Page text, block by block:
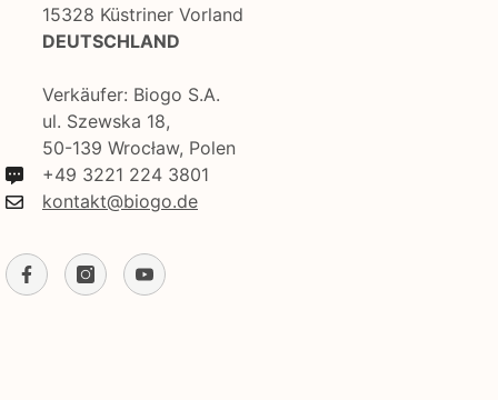
15328 Küstriner Vorland
DEUTSCHLAND
Verkäufer: Biogo S.A.
ul. Szewska 18,
50-139 Wrocław, Polen
+49 3221 224 3801
kontakt@biogo.de